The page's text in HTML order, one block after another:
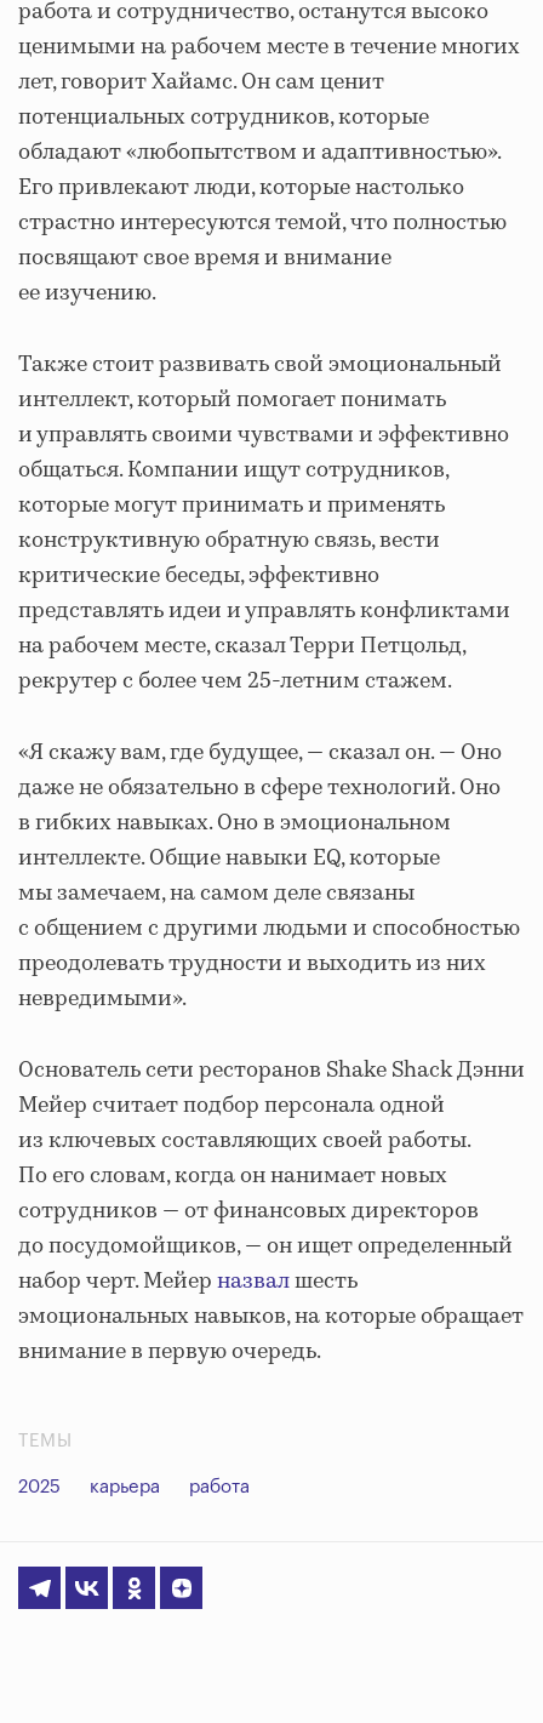
работа и сотрудничество, останутся высоко
ценимыми на рабочем месте в течение многих
лет, говорит Хайамс. Он сам ценит
потенциальных сотрудников, которые
обладают «любопытством и адаптивностью».
Его привлекают люди, которые настолько
страстно интересуются темой, что полностью
посвящают свое время и внимание
ее изучению.
Также стоит развивать свой эмоциональный
интеллект, который помогает понимать
и управлять своими чувствами и эффективно
общаться. Компании ищут сотрудников,
которые могут принимать и применять
конструктивную обратную связь, вести
критические беседы, эффективно
представлять идеи и управлять конфликтами
на рабочем месте, сказал Терри Петцольд,
рекрутер с более чем 25-летним стажем.
«Я скажу вам, где будущее, — сказал он. — Оно
даже не обязательно в сфере технологий. Оно
в гибких навыках. Оно в эмоциональном
интеллекте. Общие навыки EQ, которые
мы замечаем, на самом деле связаны
с общением с другими людьми и способностью
преодолевать трудности и выходить из них
невредимыми».
Основатель сети ресторанов Shake Shack Дэнни
Мейер считает подбор персонала одной
из ключевых составляющих своей работы.
По его словам, когда он нанимает новых
сотрудников — от финансовых директоров
до посудомойщиков, — он ищет определенный
набор черт. Мейерназвалшесть
эмоциональных навыков, на которые обращает
внимание в первую очередь.
ТЕМЫ
2025 карьера работа